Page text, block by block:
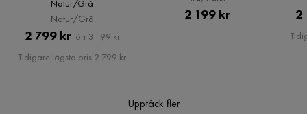
Natur/Grå
Natur/Grå
Pris
2 799 krOriginal
Pris
Förr 3 199 kr
Tidigare lägsta pris 2 799 kr
Pris
2 199 kr 2
Upptäck fler